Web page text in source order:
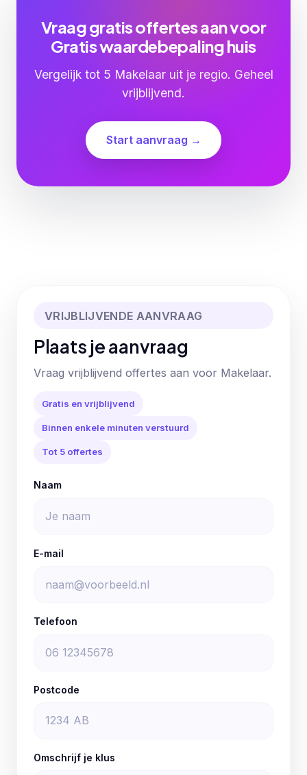
Vraag gratis offertes aan voor
Gratis waardebepaling huis
Vergelijk tot 5 Makelaar uit je regio. Geheel
vrijblijvend.
Start aanvraag →
VRIJBLIJVENDE AANVRAAG
Plaats je aanvraag
Vraag vrijblijvend offertes aan voor Makelaar.
Gratis en vrijblijvend
Binnen enkele minuten verstuurd
Tot 5 offertes
Naam
E-mail
Telefoon
Postcode
Omschrijf je klus